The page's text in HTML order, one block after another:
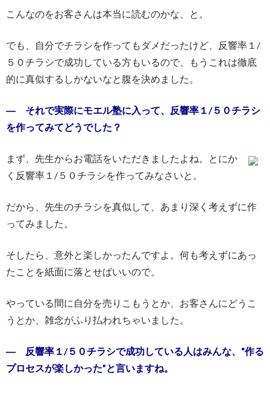
こんなのをお客さんは本当に読むのかな、と。
でも、自分でチラシを作ってもダメだったけど、反響率１/
５０チラシで成功している方もいるので、もうこれは徹底
的に真似するしかないなと腹を決めました。
― それで実際にモエル塾に入って、反響率１/５０チラシ
を作ってみてどうでした？
まず、先生からお電話をいただきましたよね。とにか
く反響率１/５０チラシを作ってみなさいと。
だから、先生のチラシを真似して、あまり深く考えずに作
ってみました。
そしたら、意外と楽しかったんですよ。何も考えずにあっ
たことを紙面に落とせばいいので。
やっている間に自分を売りこもうとか、お客さんにどうこ
うとか、雑念がふり払われちゃいました。
― 反響率１/５０チラシで成功している人はみんな、“作る
プロセスが楽しかった”と言いますね。